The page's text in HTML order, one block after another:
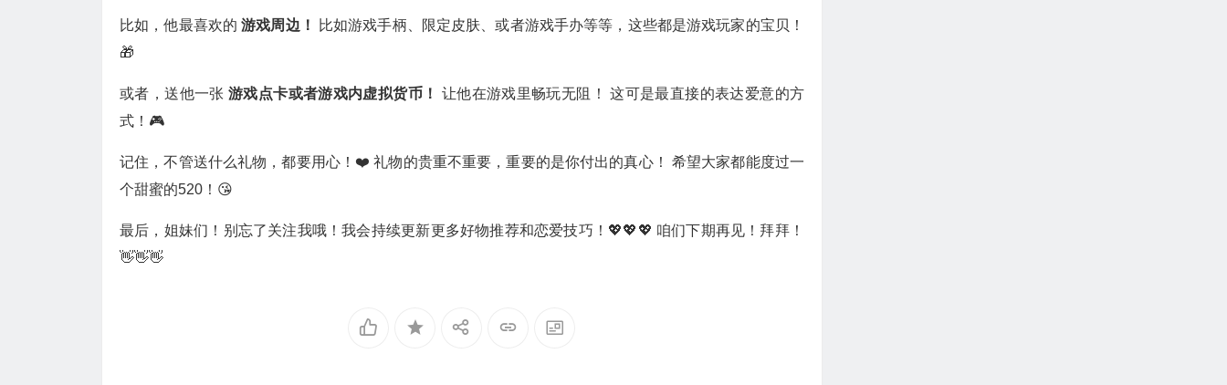
比如，他最喜欢的游戏周边！
比如游戏手柄、限定皮肤、或者游戏手办等等，这些都是游戏玩家的宝贝！
🎁
或者，送他一张游戏点卡或者游戏内虚拟货币！ 让他在游戏里畅玩无阻！ 这可是最直接的表达爱意的方
式！🎮
记住，不管送什么礼物，都要用心！❤️ 礼物的贵重不重要，重要的是你付出的真心！ 希望大家都能度过一
个甜蜜的520！😘
最后，姐妹们！别忘了关注我哦！我会持续更新更多好物推荐和恋爱技巧！💖💖💖 咱们下期再见！拜拜！
👋👋👋